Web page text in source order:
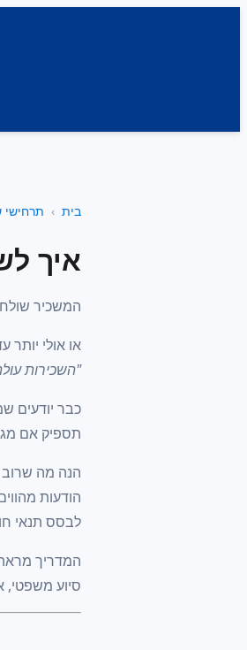
בית תרחישי
איך
המשכיר שולח
או אולי
"השכירות עולה ₪1,500 מהחודש
כבר יודעים
תספיק אם
הנה מה שרוב
הודעות
לבסס תנאי
המדריך
סיוע משפטי,